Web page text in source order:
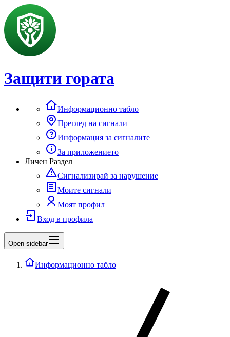
Защити гората
Информационно табло
Преглед на сигнали
Информация за сигналите
За приложението
Личен Раздел
Сигнализирай за нарушение
Моите сигнали
Моят профил
Вход в профила
Open sidebar
Информационно табло